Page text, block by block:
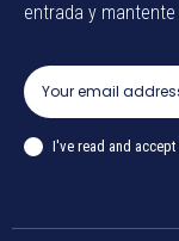
entrada y
I've read and